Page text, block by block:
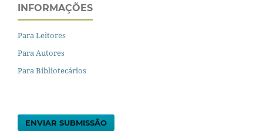
INFORMAÇÕES
Para Leitores
Para Autores
Para Bibliotecários
ENVIAR SUBMISSÃO